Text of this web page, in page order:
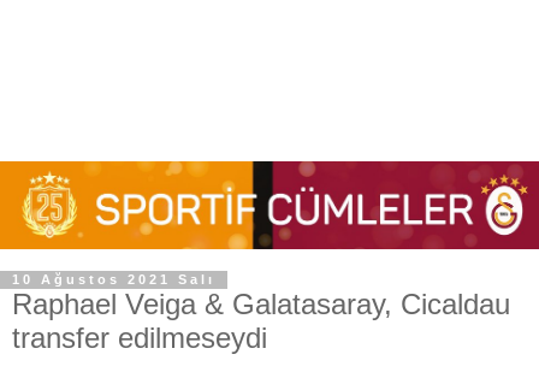
10 Ağustos 2021 Salı
Raphael Veiga & Galatasaray, Cicaldau
transfer edilmeseydi